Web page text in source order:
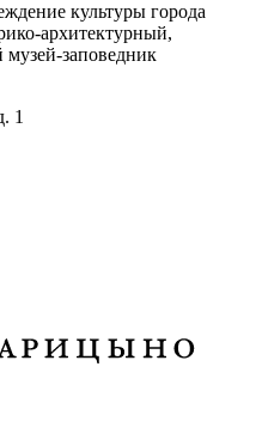
культуры города
архитектурный,
заповедник
1